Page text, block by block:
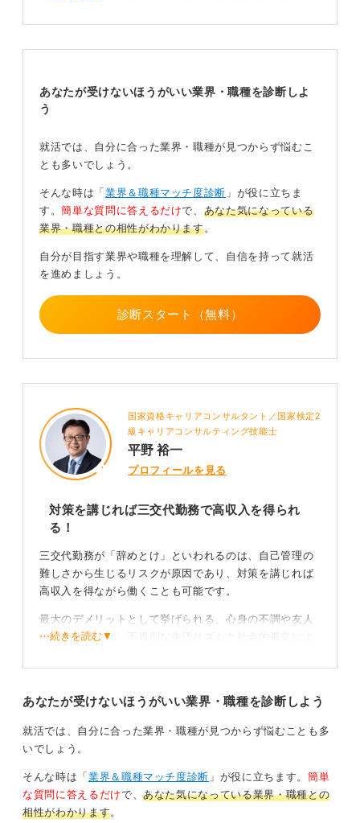
三交代経験は体力の証明都内、企業から重宝される
きついという評判に惑わされず、その職場ごとの具体的
な業務内容や働き方にきちんとフォーカスすることが重
要です。
また、一人で全部対処しなくてはならないから緊張感が
高まるのか、あるいは一人だから気楽に仕事ができるの
か、といった価値観もきつさの感じ方に影響します。
三交代を経験したことによって、転職の際に体調管理が
できないとみなされ悪影響が出ることはありません。
むしろ、三交代勤務ができるということは、体力的に問
ある人として、企業側から頼もしいと感じてもらえるは
0
あなたが受けないほうがいい業界・職種を診断しよ
う
就活では、自分に合った業界・職種が見つからず悩むこ
とも多いでしょう。
そんな時は「 業界＆職種マッチ度診断 」が役に立ちま
す。簡単な質問に答えるだけで、 あなた気になっている
業界・職種との相性がわかります。
自分が目指す業界や職種を理解して、自信を持って就活
を進めましょう。
診断スタート（無料）
国家資格キャリアコンサルタント／国家検定2
級キャリアコンサルティング技能士
平野 裕一
プロフィールを見る
対策を講じれば三交代勤務で高収入を得られ
る！
三交代勤務が「辞めとけ」といわれるのは、自己管理の
難しさから生じるリスクが原因であり、対策を講じれば
高収入を得ながら働くことも可能です。
最大のデメリットとして挙げられる、心身の不調や友人
との交流減少は、不規則な生活リズムと社会的孤立によ
た対策でリスクを最小限に抑えることができます。
私の過去の支援でも、職場仲間と交流して精神的な負担
体力的な限界は40代半ばまでが目安
三交代勤務を続けるなら、40代半ばくらいまでが限度か
もしれません。三交代勤務で体内時計が狂っていくた
⋯続きを読む▼
あなたが受けないほうがいい業界・職種を診断しよう
就活では、自分に合った業界・職種が見つからず悩むことも多
いでしょう。
そんな時は「 業界＆職種マッチ度診断 」が役に立ちます。 簡単
な質問に答えるだけで、あなた気になっている業界・職種との
相性がわかります。